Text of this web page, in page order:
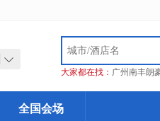
大家都在找： 广州南丰朗
全国会场